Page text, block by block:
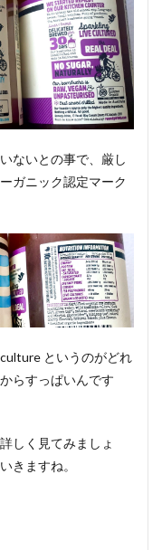
ないとの事で、厳し
ガニック認定マーク
というのがどれ
らすっぱいんです
しく見てみましょ
きますね。